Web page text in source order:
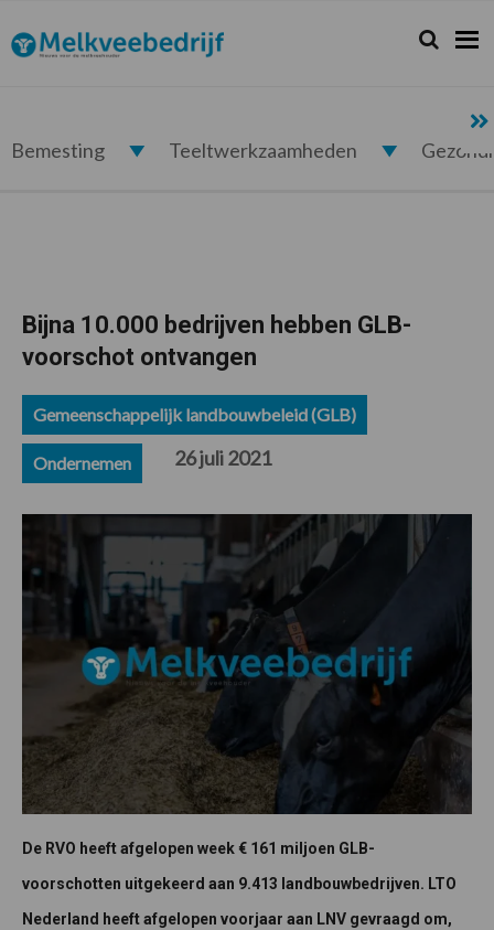
de
hoofdnavigatie
de
hoofd
de
eerste
de
voettekst
Melkveebedrijf.nl Zoeken...
Zoek
Bemesting Teeltwerkzaamheden
Bijna 10.000 bedrijven hebben GLB-
voorschot ontvangen
Gemeenschappelijk landbouwbeleid (GLB)
Ondernemen 26 juli 2021
De RVO heeft afgelopen week € 161 miljoen GLB-
voorschotten uitgekeerd aan 9.413 landbouwbedrijven. LTO
Nederland heeft afgelopen voorjaar aan LNV gevraagd om,